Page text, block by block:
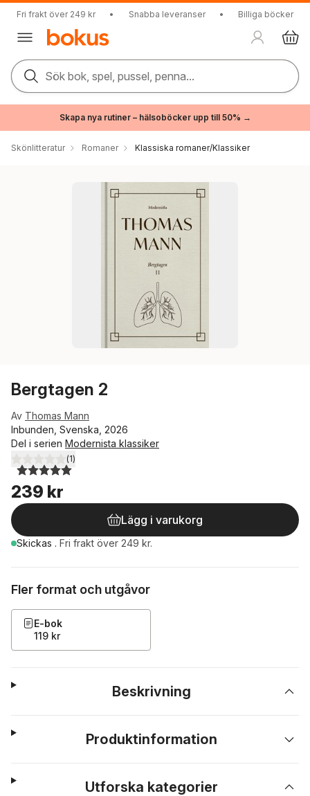
Fri frakt över 249 kr • Snabba leveranser • Billiga böcker
Sök bok, spel, pussel, penna...
Skapa nya rutiner – hälsoböcker upp till 50% →
Skönlitteratur Romaner Klassiska romaner/Klassiker
Bergtagen 2
Av Thomas Mann
Inbunden, Svenska, 2026
Del i serien Modernista klassiker
5,0utav 5 stjärnor. Totalt antal röster:
(1)
239 kr
Lägg i varukorg
Skickas . Fri frakt över 249 kr.
Fler format och utgåvor
E-bok
119 kr
Beskrivning
Produktinformation
Utforska kategorier